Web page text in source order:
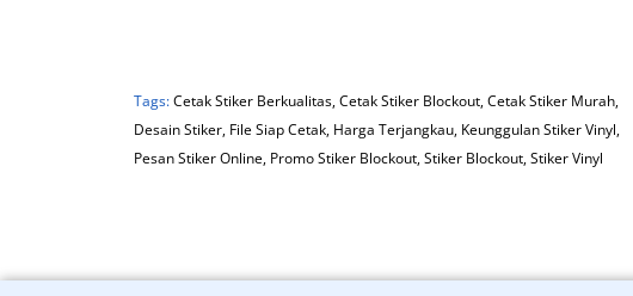
Tags:Cetak Stiker Berkualitas,Cetak Stiker Blockout,Cetak Stiker Murah,
Desain Stiker, File Siap Cetak, Harga Terjangkau, Keunggulan Stiker Vinyl,
Pesan Stiker Online, Promo Stiker Blockout,Stiker Blockout,Stiker Vinyl